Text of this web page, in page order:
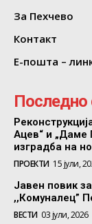
За Пехчево
Контакт
Е-пошта –
Последно
Ацев“ и „Даме
изградба на
ПРОЕКТИ 15 јули,
Јавен повик
,,Комуналец”
ВЕСТИ 03 јули, 2026